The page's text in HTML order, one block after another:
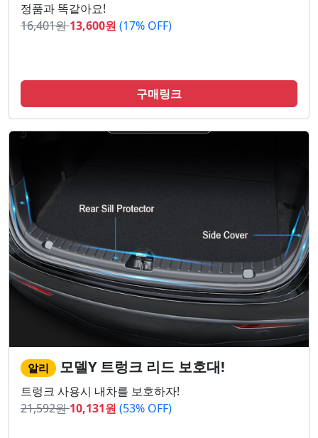
정품과 똑같아요!
16,401원13,600원 (17% OFF)
구매링크
알리 모델Y 트렁크 리드 보호대!
트렁크 사용시 내차를 보호하자!
21,592원10,131원 (53% OFF)